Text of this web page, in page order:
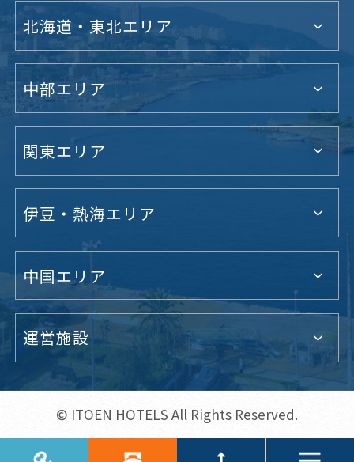
北海道・東北エリア
中部エリア
関東エリア
伊豆・熱海エリア
中国エリア
運営施設
© ITOEN HOTELS All Rights Reserved.